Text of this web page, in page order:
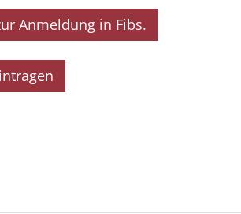
Anmeldung in Fibs.